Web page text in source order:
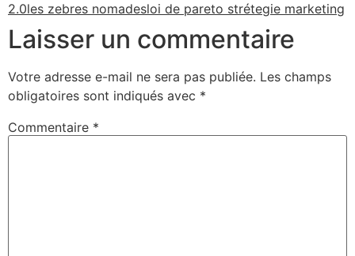
2.0les zebres nomadesloi de pareto strétegie marketing
Laisser un commentaire
Votre adresse e-mail ne sera pas publiée. Les champs
obligatoires sont indiqués avec *
Commentaire *